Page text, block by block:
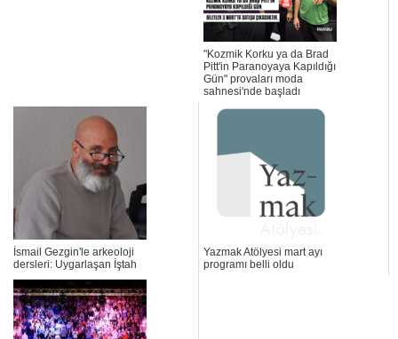
"Kozmik Korku ya da Brad
Pitt'in Paranoyaya Kapıldığı
Gün" provaları moda
sahnesi'nde başladı
İsmail Gezgin'le arkeoloji
dersleri: Uygarlaşan İştah
Yazmak Atölyesi mart ayı
programı belli oldu